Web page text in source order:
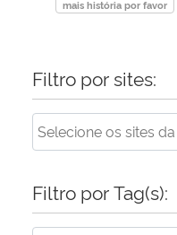
Ministério do Turismo
Ministério da Mulher, da Família
Secretaria-Geral
mais história por favor
Filtro por sites:
Filtro por Tag(s):